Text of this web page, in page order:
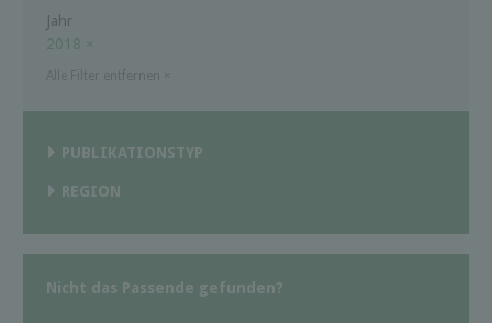
Jahr
2018 ×
PUBLIKATIONSTYP
REGION
Nicht das Passende gefunden?